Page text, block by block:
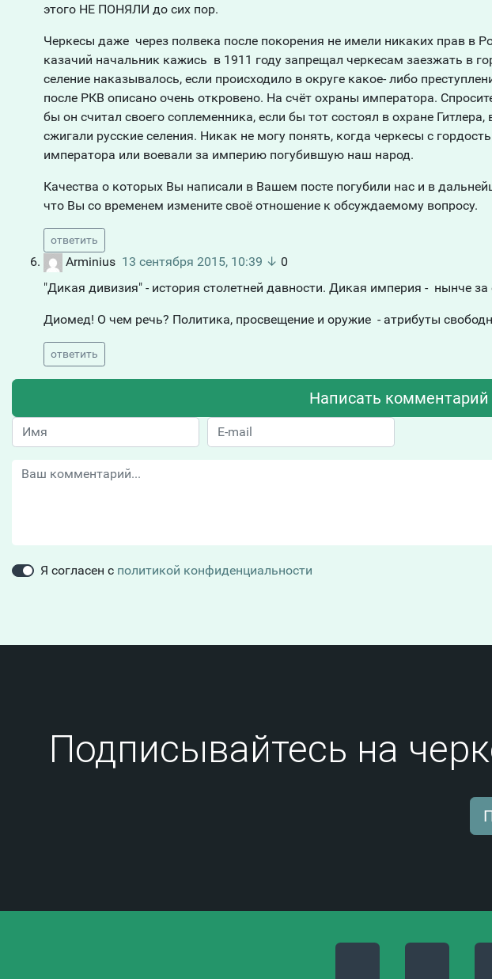
этого НЕ ПОНЯЛИ до сих пор.
Черкесы даже через полвека после покорения не имели никаких прав в
казачий начальник кажись в 1911 году запрещал черкесам заезжать в
селение наказывалось, если происходило в округе какое- либо
после РКВ описано очень откровено. На счёт охраны императора.
бы он считал своего соплеменника, если бы тот состоял в охране
сжигали русские селения. Никак не могу понять, когда черкесы с
императора или воевали за империю погубившую наш народ.
Качества о которых Вы написали в Вашем посте погубили нас и в
что Вы со временем измените своё отношение к обсуждаемому вопросу.
ответить
Arminius 13 сентября 2015, 10:39 ↓ 0
"Дикая дивизия" - история столетней давности. Дикая империя - нынче
Диомед! О чем речь? Политика, просвещение и оружие - атрибуты
ответить
Написать комментарий
Я согласен с политикой конфиденциальности
Подписывайтесь на